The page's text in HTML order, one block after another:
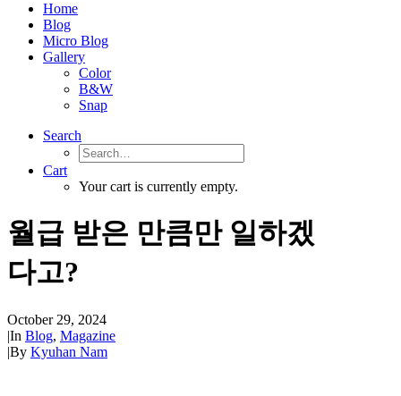
Home
Blog
Micro Blog
Gallery
Color
B&W
Snap
Search
Cart
Your cart is currently empty.
월급 받은 만큼만 일하겠
다고?
October 29, 2024
|In Blog, Magazine
|By Kyuhan Nam